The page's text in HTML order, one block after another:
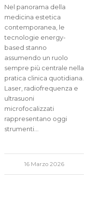
Nel panorama della
medicina estetica
contemporanea, le
tecnologie energy-
based stanno
assumendo un ruolo
sempre più centrale nella
pratica clinica quotidiana.
Laser, radiofrequenza e
ultrasuoni
microfocalizzati
rappresentano oggi
strumenti…
16 Marzo 2026